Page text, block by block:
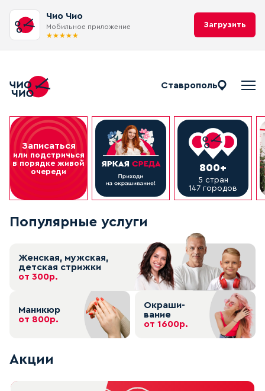
Чио Чио
Мобильное приложение
★★★★★
Загрузить
Ставрополь
Записаться
или подстричься
в порядке живой
очереди
800+
5 стран
147 городов
Популярные услуги
Женская, мужская,
детская стрижки
от 300р.
Маникюр
от 800р.
Окраши-
вание
от 1600р.
Aкции